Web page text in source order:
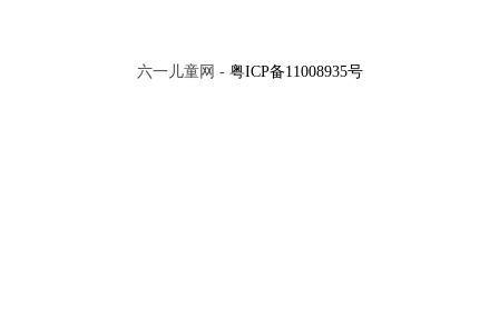
六一儿童网 - 粤ICP备11008935号